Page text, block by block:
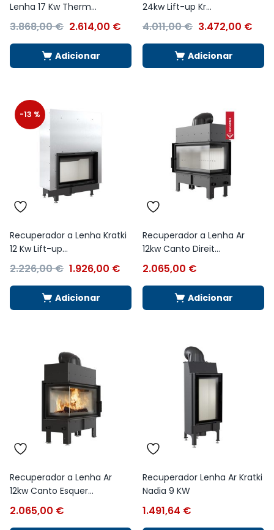
Lenha 17 Kw Therm...
3.868,00€ 2.614,00 €
Adicionar
24kw Lift-up Kr...
4.011,00€ 3.472,00 €
Adicionar
-13 %
Recuperador a Lenha Kratki
12 Kw Lift-up...
2.226,00€ 1.926,00 €
Adicionar
Recuperador a Lenha Ar
12kw Canto Direit...
2.065,00 €
Adicionar
Recuperador a Lenha Ar
12kw Canto Esquer...
2.065,00 €
Recuperador Lenha Ar Kratki
Nadia 9 KW
1.491,64 €